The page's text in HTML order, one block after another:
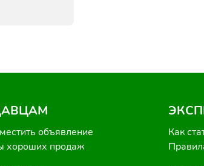
объявление
хороших продаж
Как